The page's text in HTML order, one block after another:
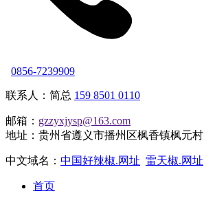
0856-7239909
联系人：简总 159 8501 0110
邮箱： gzzyxjysp@163.com
地址：贵州省遵义市播州区枫香镇枫元村
中文域名： 中国好辣椒.网址 雷天椒.网址
首页